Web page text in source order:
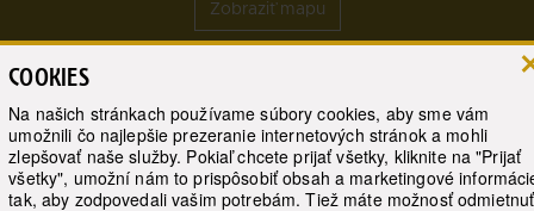
COOKIES
Na našich stránkach používame súbory cookies, aby sme vám
umožnili čo najlepšie prezeranie internetových stránok a mohli
zlepšovať naše služby. Pokiaľ chcete prijať všetky, kliknite na "Prijať
všetky", umožní nám to prispôsobiť obsah a marketingové
tak, aby zodpovedali vašim potrebám. Tiež máte možnosť odmietnuť
Zobraziť mapu
© 2017 Slovenské liečebné kúpele Turčianske Teplice, a.s.
Web by WebCreators.sk|Webhosting-HostCreators